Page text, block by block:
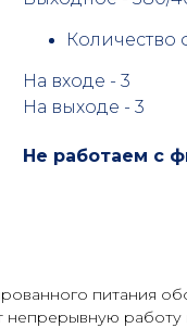
Количество
На входе - 3
На выходе - 3
Не работаем с
питания